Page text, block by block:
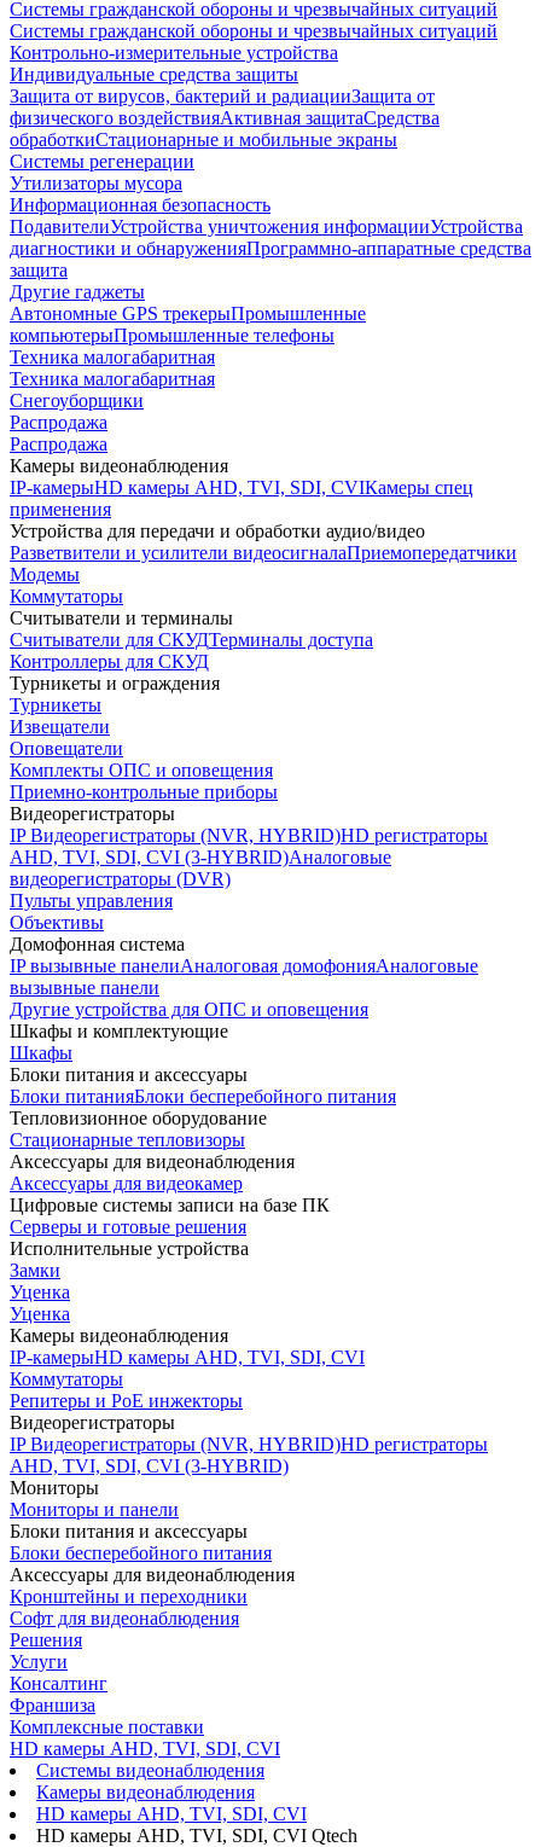
Системы гражданской обороны и чрезвычайных ситуаций
Системы гражданской обороны и чрезвычайных ситуаций
Контрольно-измерительные устройства
Индивидуальные средства защиты
Защита от вирусов, бактерий и радиацииЗащита от
физического воздействияАктивная защитаСредства
обработкиСтационарные и мобильные экраны
Системы регенерации
Утилизаторы мусора
Информационная безопасность
ПодавителиУстройства уничтожения информацииУстройства
диагностики и обнаруженияПрограммно-аппаратные средства
защита
Другие гаджеты
Автономные GPS трекерыПромышленные
компьютерыПромышленные телефоны
Техника малогабаритная
Техника малогабаритная
Снегоуборщики
Распродажа
Распродажа
Камеры видеонаблюдения
IP-камерыHD камеры AHD, TVI, SDI, CVIКамеры спец
применения
Устройства для передачи и обработки аудио/видео
Разветвители и усилители видеосигналаПриемопередатчики
Модемы
Коммутаторы
Считыватели и терминалы
Считыватели для СКУДТерминалы доступа
Контроллеры для СКУД
Турникеты и ограждения
Турникеты
Извещатели
Оповещатели
Комплекты ОПС и оповещения
Приемно-контрольные приборы
Видеорегистраторы
IP Видеорегистраторы (NVR, HYBRID)HD регистраторы
AHD, TVI, SDI, CVI (3-HYBRID)Аналоговые
видеорегистраторы (DVR)
Пульты управления
Объективы
Домофонная система
IP вызывные панелиАналоговая домофонияАналоговые
вызывные панели
Другие устройства для ОПС и оповещения
Шкафы и комплектующие
Шкафы
Блоки питания и аксессуары
Блоки питанияБлоки бесперебойного питания
Тепловизионное оборудование
Стационарные тепловизоры
Аксессуары для видеонаблюдения
Аксессуары для видеокамер
Цифровые системы записи на базе ПК
Серверы и готовые решения
Исполнительные устройства
Замки
Уценка
Уценка
Камеры видеонаблюдения
IP-камерыHD камеры AHD, TVI, SDI, CVI
Коммутаторы
Репитеры и PoE инжекторы
Видеорегистраторы
IP Видеорегистраторы (NVR, HYBRID)HD регистраторы
AHD, TVI, SDI, CVI (3-HYBRID)
Мониторы
Мониторы и панели
Блоки питания и аксессуары
Блоки бесперебойного питания
Аксессуары для видеонаблюдения
Кронштейны и переходники
Софт для видеонаблюдения
Решения
Услуги
Консалтинг
Франшиза
Комплексные поставки
HD камеры AHD, TVI, SDI, CVI
Системы видеонаблюдения
Камеры видеонаблюдения
HD камеры AHD, TVI, SDI, CVI
HD камеры AHD, TVI, SDI, CVI Qtech